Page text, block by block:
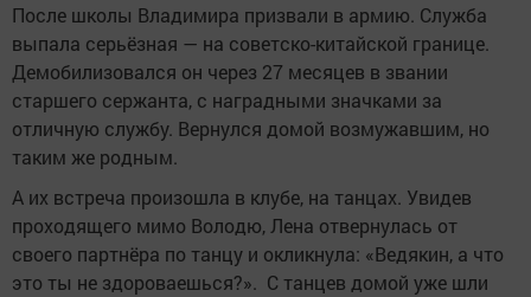
После школы Владимира призвали в армию. Служба
выпала серьёзная — на советско-китайской границе.
Демобилизовался он через 27 месяцев в звании
старшего сержанта, с наградными значками за
отличную службу. Вернулся домой возмужавшим, но
таким же родным.
А их встреча произошла в клубе, на танцах. Увидев
проходящего мимо Володю, Лена отвернулась от
своего партнёра по танцу и окликнула: «Ведякин, а что
это ты не здороваешься?». С танцев домой уже шли